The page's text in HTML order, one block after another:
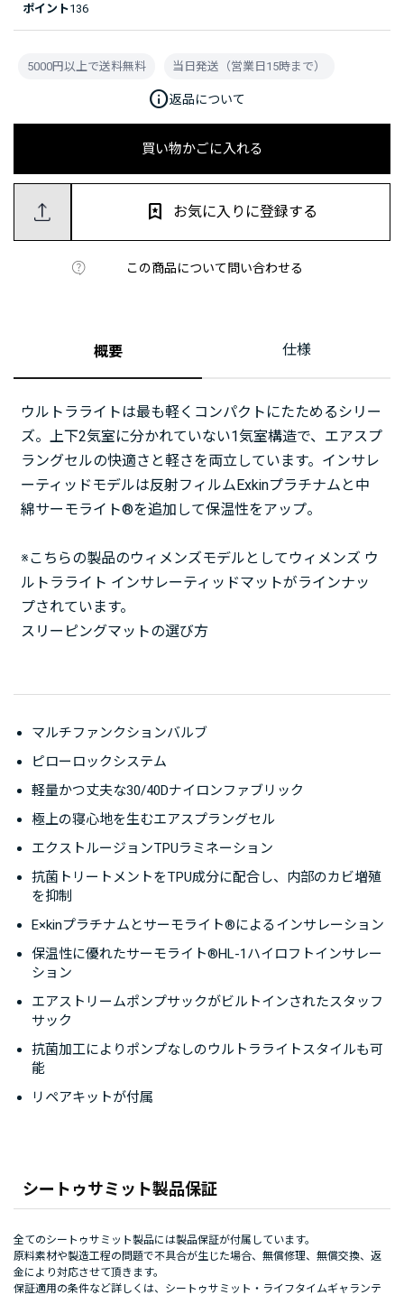
ポイント136
買い物かごに入れる
この商品について問い合わせる
お気に入りに登録する
5000円以上で送料無料 当日発送（営業日15時まで）
info返品について
概要 仕様
ウルトラライトは最も軽くコンパクトにたためるシリー
ズ。上下2気室に分かれていない1気室構造で、エアスプ
ラングセルの快適さと軽さを両立しています。インサレ
ーティッドモデルは反射フィルムExkinプラチナムと中
綿サーモライト®を追加して保温性をアップ。
※こちらの製品のウィメンズモデルとしてウィメンズ ウ
ルトラライト インサレーティッドマットがラインナッ
プされています。
スリーピングマットの選び方
シートゥサミット製品保証
全てのシートゥサミット製品には製品保証が付属しています。
原料素材や製造工程の問題で不具合が生じた場合、無償修理、無償交換、返
金により対応させて頂きます。
保証適用の条件など詳しくは、 シートゥサミット・ライフタイムギャランテ
マルチファンクションバルブ
ピローロックシステム
軽量かつ丈夫な30/40Dナイロンファブリック
極上の寝心地を生むエアスプラングセル
エクストルージョンTPUラミネーション
抗菌トリートメントをTPU成分に配合し、内部のカビ増殖
を抑制
E×kinプラチナムとサーモライト®によるインサレーション
保温性に優れたサーモライト®HL-1ハイロフトインサレー
ション
エアストリームポンプサックがビルトインされたスタッフ
サック
抗菌加工によりポンプなしのウルトラライトスタイルも可
能
リペアキットが付属